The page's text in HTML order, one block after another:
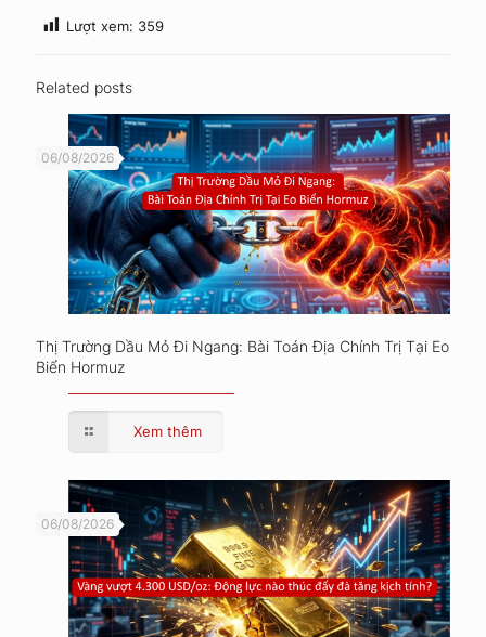
Lượt xem: 359
Related posts
06/08/2026
Thị Trường Dầu Mỏ Đi Ngang: Bài Toán Địa Chính Trị Tại Eo
Biển Hormuz
Xem thêm
06/08/2026